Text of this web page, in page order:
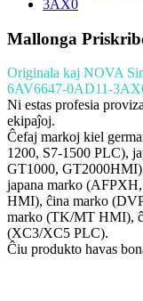
Mallonga
Originala kaj NOVA
6AV6647-0AD11-
Ni estas profesia
ekipaĵoj.
Ĉefaj markoj kiel
1200, S7-1500 PLC),
GT1000,
japana marko
HMI), ĉina marko
marko (TK/MT HMI),
(XC3/XC5 PLC).
Ĉiu produkto havas